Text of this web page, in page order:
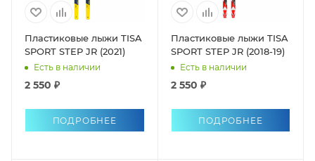
Пластиковые лыжи TISA
SPORT STEP JR (2021)
Есть в наличии
2 550 ₽
ПОДРОБНЕЕ
Пластиковые лыжи TISA
SPORT STEP JR (2018-19)
Есть в наличии
2 550 ₽
ПОДРОБНЕЕ